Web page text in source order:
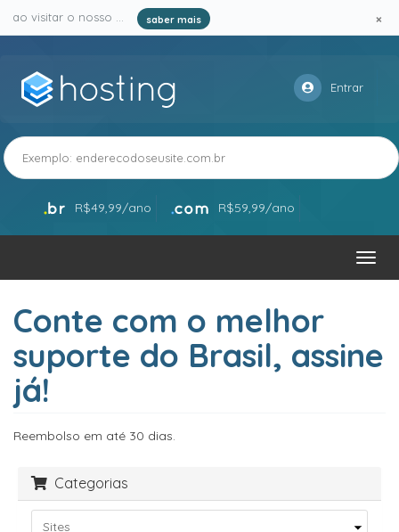
×
saber mais
Entrar
R$49,99/ano R$59,99/ano
Conte com o melhor
suporte do Brasil, assine
já!
Reembolso em até 30 dias.
Categorias